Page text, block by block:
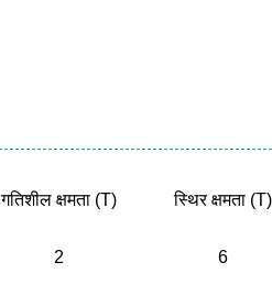
गतिशील क्षमता (T) स्थिर क्षमता (T)
2 6